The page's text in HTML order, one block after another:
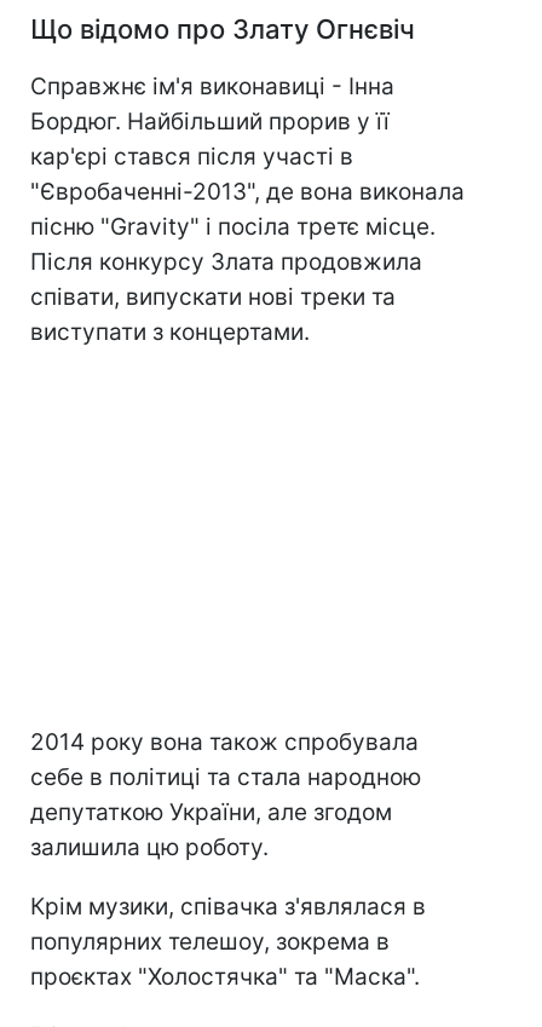
Що відомо про Злату Огнєвіч
Справжнє ім'я виконавиці - Інна
Бордюг. Найбільший прорив у її
кар'єрі стався після участі в
"Євробаченні-2013", де вона виконала
пісню "Gravity" і посіла третє місце.
Після конкурсу Злата продовжила
співати, випускати нові треки та
виступати з концертами.
2014 року вона також спробувала
себе в політиці та стала народною
депутаткою України, але згодом
залишила цю роботу.
Крім музики, співачка з'являлася в
популярних телешоу, зокрема в
проєктах "Холостячка" та "Маска".